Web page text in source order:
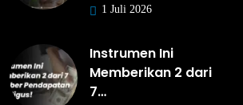
1 Juli 2026
Instrumen Ini
Memberikan 2 dari
7…